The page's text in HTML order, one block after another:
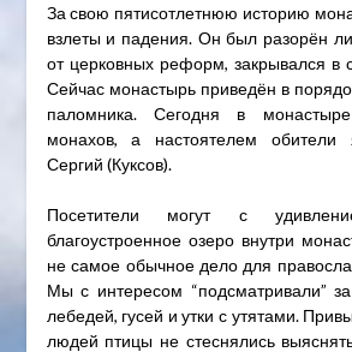
За свою пятисотлетнюю историю
взлеты и падения. Он был разорён
от церковных реформ, закрывался в
Сейчас монастырь приведён в
паломника. Сегодня в
монахов, а настоятелем обители
Сергий (Куксов).
Посетители могут с
благоустроенное озеро внутри
не самое обычное дело для
Мы с интересом “подсматривали”
лебедей, гусей и утки с утятами.
людей птицы не стеснялись